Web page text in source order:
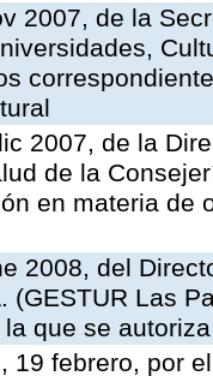
2007, de la
2007, de la
de la
en materia de
2008, del
(GESTUR Las
que se
19 febrero, por